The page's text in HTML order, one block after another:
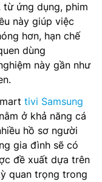
ứng dụng, phim
này giúp việc
hơn, hạn chế
dùng
này gần như
tivi Samsung
ở khả năng cá
hồ sơ người
gia đình sẽ có
đề xuất dựa trên
quan trọng trong